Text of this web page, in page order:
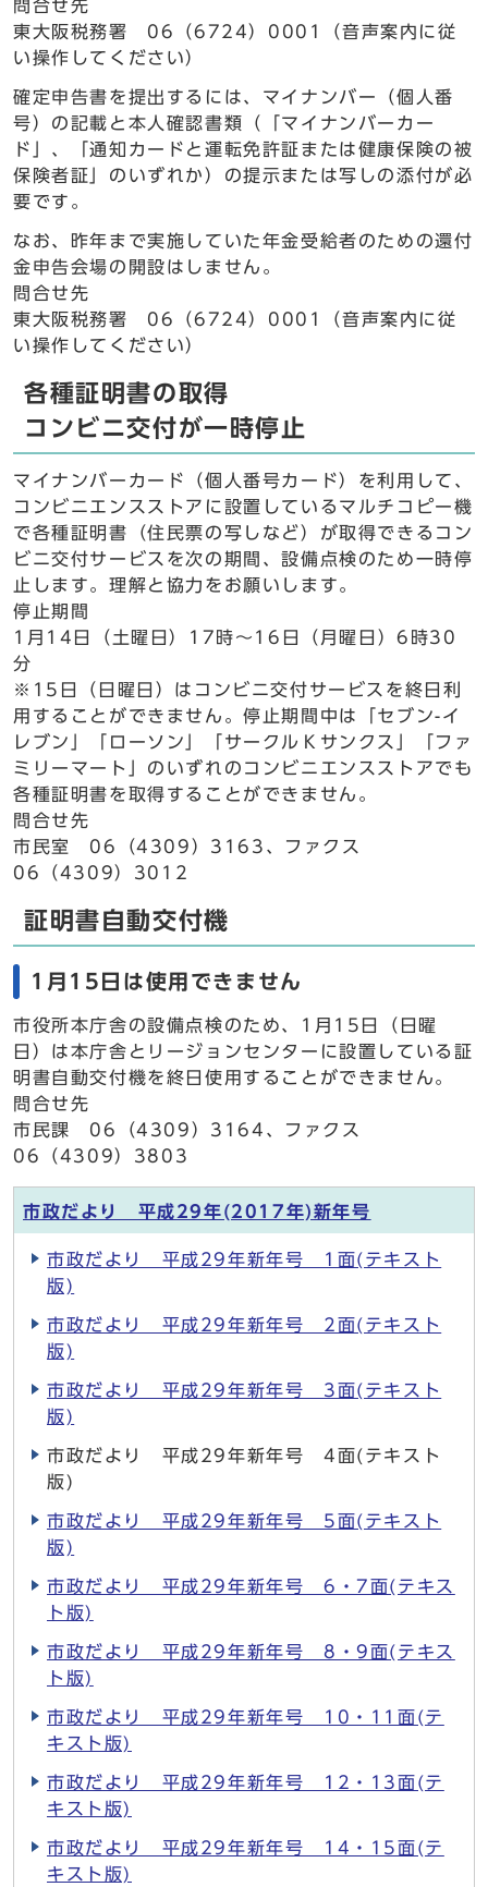
問合せ先
東大阪税務署 06（6724）0001（音声案内に従
い操作してください）
確定申告書を提出するには、マイナンバー（個人番
号）の記載と本人確認書類（「マイナンバーカー
ド」、「通知カードと運転免許証または健康保険の被
保険者証」のいずれか）の提示または写しの添付が必
要です。
なお、昨年まで実施していた年金受給者のための還付
金申告会場の開設はしません。
問合せ先
東大阪税務署 06（6724）0001（音声案内に従
い操作してください）
各種証明書の取得
コンビニ交付が一時停止
マイナンバーカード（個人番号カード）を利用して、
コンビニエンスストアに設置しているマルチコピー機
で各種証明書（住民票の写しなど）が取得できるコン
ビニ交付サービスを次の期間、設備点検のため一時停
止します。理解と協力をお願いします。
停止期間
1月14日（土曜日）17時～16日（月曜日）6時30
分
※15日（日曜日）はコンビニ交付サービスを終日利
用することができません。停止期間中は「セブン-イ
レブン」「ローソン」「サークルＫサンクス」「ファ
ミリーマート」のいずれのコンビニエンスストアでも
各種証明書を取得することができません。
問合せ先
市民室 06（4309）3163、ファクス
06（4309）3012
証明書自動交付機
1月15日は使用できません
市役所本庁舎の設備点検のため、1月15日（日曜
日）は本庁舎とリージョンセンターに設置している証
明書自動交付機を終日使用することができません。
問合せ先
市民課 06（4309）3164、ファクス
06（4309）3803
市政だより 平成29年(2017年)新年号
市政だより 平成29年新年号 1面(テキスト
版)
市政だより 平成29年新年号 2面(テキスト
版)
市政だより 平成29年新年号 3面(テキスト
版)
市政だより 平成29年新年号 4面(テキスト
版)
市政だより 平成29年新年号 5面(テキスト
版)
市政だより 平成29年新年号 6・7面(テキス
ト版)
市政だより 平成29年新年号 8・9面(テキス
ト版)
市政だより 平成29年新年号 10・11面(テ
キスト版)
市政だより 平成29年新年号 12・13面(テ
キスト版)
市政だより 平成29年新年号 14・15面(テ
キスト版)